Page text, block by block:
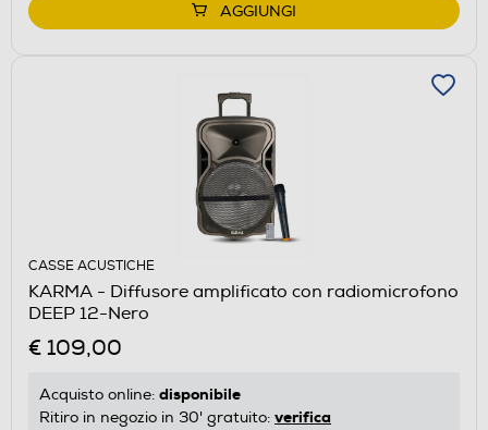
AGGIUNGI
CASSE ACUSTICHE
KARMA - Diffusore amplificato con radiomicrofono
DEEP 12-Nero
€ 109,00
Acquisto online: disponibile
Ritiro in negozio in 30' gratuito: verifica